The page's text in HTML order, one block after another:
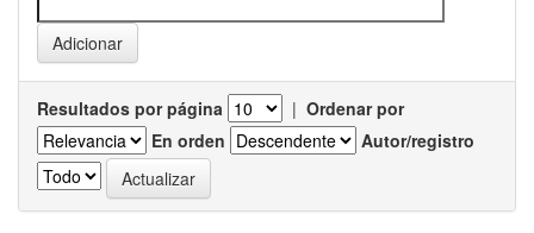
Resultados por página | Ordenar por
En orden
Autor/registro